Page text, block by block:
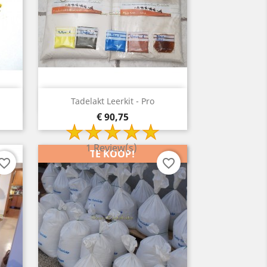
Tadelakt Leerkit - Pro
Prijs
€ 90,75
1 Review(s)
Snelle weergave
TE KOOP!
favorite_border